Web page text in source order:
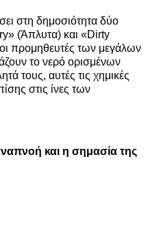
στη δημοσιότητα δύο
(Άπλυτα) και «Dirty
προμηθευτές των μεγάλων
το νερό ορισμένων
τους, αυτές τις χημικές
στις ίνες των
και η σημασία της